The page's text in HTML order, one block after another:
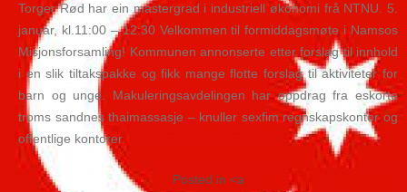
Torger Rød har ein mastergrad i industriell økonomi frå NTNU. 5.
januar, kl.11:00 – 12:30 Velkommen til formiddagsmøte i Namsos
Misjonsforsamling! Kommunen annonserte etter forslag til innhold
i en slik tiltakspakke og fikk mange flotte forslag til aktiviteter for
barn og unge. Makuleringsavdelingen har oppdrag fra eskorte
troms sandnes thaimassasje – knuller sexfim regnskapskontor og
offentlige kontorer.
Posted in <a